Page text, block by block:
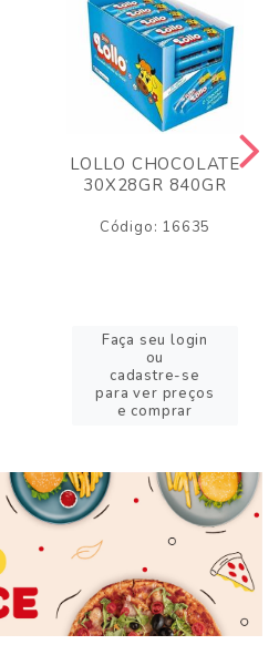
LOLLO CHOCOLATE
30X28GR 840GR
Código: 16635
Faça seu login
ou
cadastre-se
para ver preços
e comprar